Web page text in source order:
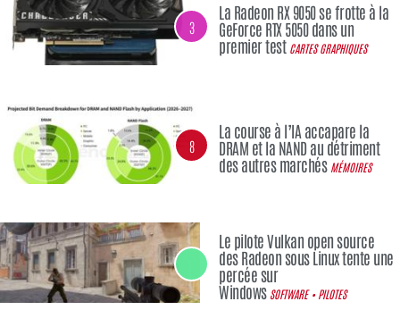
3
La Radeon RX 9050 se frotte à la
GeForce RTX 5050 dans un
premier test CARTES GRAPHIQUES
8
La course à l’IA accapare la
DRAM et la NAND au détriment
des autres marchés MÉMOIRES
Le pilote Vulkan open source
des Radeon sous Linux tente une
percée sur
Windows SOFTWARE • PILOTES